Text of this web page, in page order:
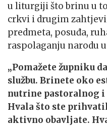
u liturgiji što brinu u
crkvi i drugim
predmeta, posuđa,
raspolaganju narodu u
„Pomažete župniku
službu. Brinete oko
nutrine pastoralnog i
Hvala što ste
aktivno obavljate.